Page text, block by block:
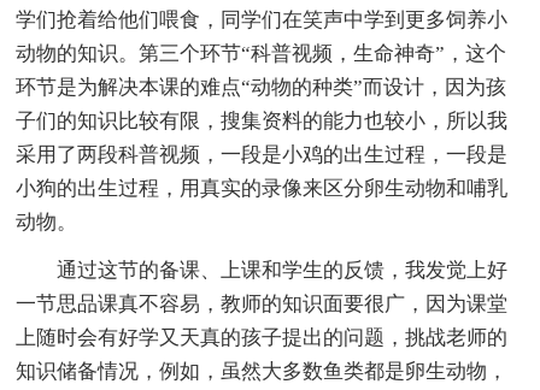
学们抢着给他们喂食，同学们在笑声中学到更多饲养小
动物的知识。第三个环节“科普视频，生命神奇”，这个
环节是为解决本课的难点“动物的种类”而设计，因为孩
子们的知识比较有限，搜集资料的能力也较小，所以我
采用了两段科普视频，一段是小鸡的出生过程，一段是
小狗的出生过程，用真实的录像来区分卵生动物和哺乳
动物。
通过这节的备课、上课和学生的反馈，我发觉上好
一节思品课真不容易，教师的知识面要很广，因为课堂
上随时会有好学又天真的孩子提出的问题，挑战老师的
知识储备情况，例如，虽然大多数鱼类都是卵生动物，